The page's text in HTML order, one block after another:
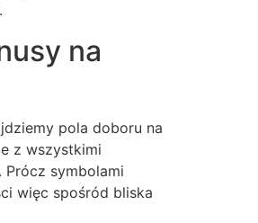
na
pola doboru na
z wszystkimi
symbolami
więc spośród bliska